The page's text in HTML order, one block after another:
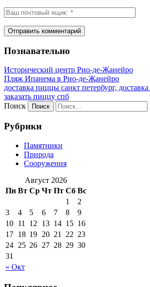
Познавательно
Исторический центр Рио-де-Жанейро
Пляж Ипанема в Рио-де-Жанейро
доставка пиццы санкт петербург,
заказать пиццу спб
Поиск
Рубрики
Памятники
Природа
Сооружения
Август 2026
Пн Вт Ср Чт Пт Сб Вс
« Окт
1
2
3
4 5 6 7 8
9
10 11 12 13 14 15 16
17 18 19 20 21 22 23
24 25 26 27 28 29 30
31